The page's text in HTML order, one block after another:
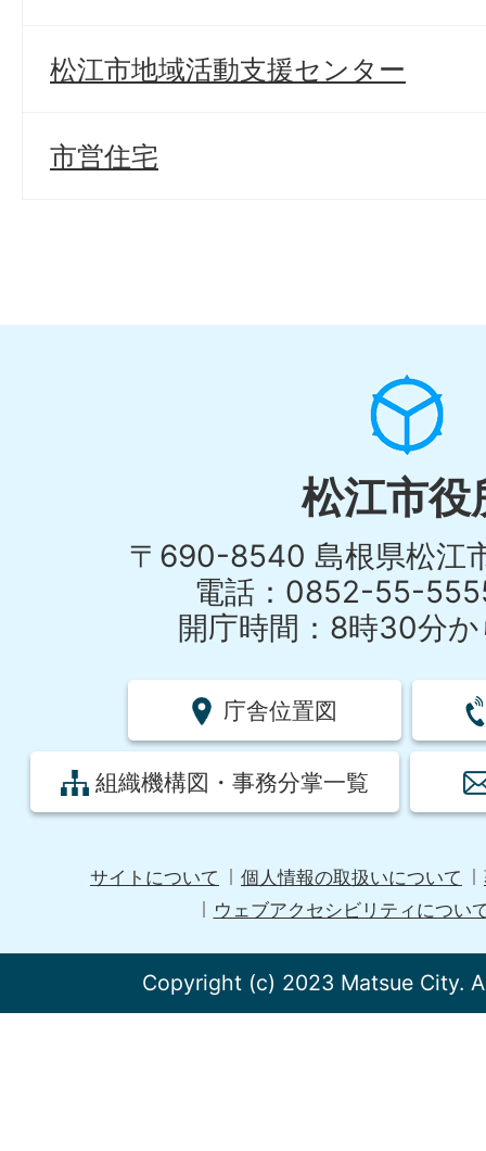
松江市地域活動支援センター
市営住宅
松江市役
〒690-8540 島根県松江
電話：0852-55-
開庁時間：8時30分
庁舎位置図
組織機構図・事務分掌一覧
サイトについて 個人情報の取扱いについて
ウェブアクセシビリティについ
Copyright (c) 2023 Matsue City.